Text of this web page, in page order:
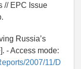
// EPC Issue
Russia’s
- Access mode:
2007/11/D